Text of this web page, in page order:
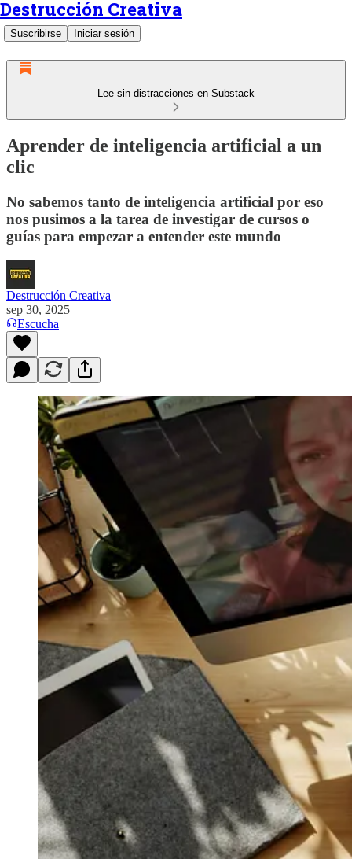
Destrucción Creativa
Suscribirse Iniciar sesión
Lee sin distracciones en Substack
Aprender de inteligencia artificial a un
clic
No sabemos tanto de inteligencia artificial por eso
nos pusimos a la tarea de investigar de cursos o
guías para empezar a entender este mundo
Destrucción Creativa
sep 30, 2025
Escucha